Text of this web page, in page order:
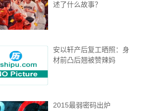
述了什么故事？
安以轩产后复工晒照：身
材前凸后翘被赞辣妈
2015最弱密码出炉